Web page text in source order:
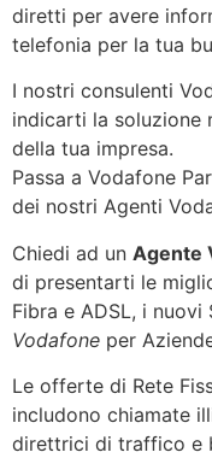
diretti per avere
telefonia per la tua
I nostri consulenti
indicarti la soluzione
della tua impresa.
Passa a Vodafone
dei nostri Agenti
Chiedi ad un Agente
di presentarti le
Fibra e ADSL, i
Vodafone per
Le offerte di Rete
includono chiamate
direttrici di traffico e